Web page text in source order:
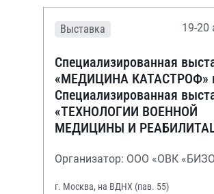
Выставка 19-20
Специализированная
«МЕДИЦИНА КАТАСТРОФ»
Специализированная
«ТЕХНОЛОГИИ ВОЕННОЙ
МЕДИЦИНЫ И
Организатор: ООО «ОВК
г. Москва, на ВДНХ (пав. 55)